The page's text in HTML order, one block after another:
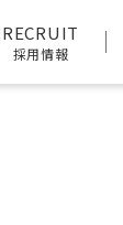
RECRUIT
採用情報